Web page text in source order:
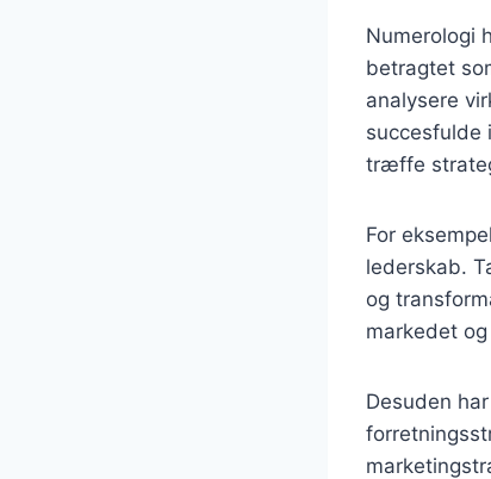
Numerologi
betragtet
analysere
succesfulde
træffe
For
lederskab.
og
markedet
Desuden